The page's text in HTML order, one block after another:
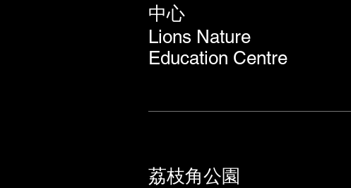
中心
Lions Nature
Education Centre
荔枝角公園